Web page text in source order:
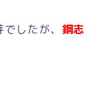
したが、 鋼志